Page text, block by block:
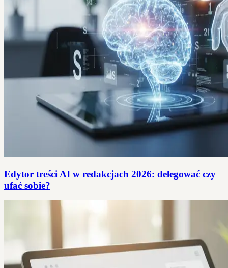
Edytor treści AI w redakcjach 2026: delegować czy
ufać sobie?